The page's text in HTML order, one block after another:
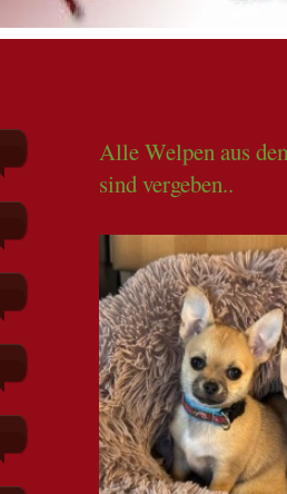
Alle Welpen aus
sind vergeben..